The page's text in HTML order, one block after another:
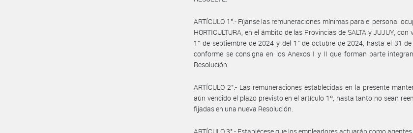
ARTÍCULO 1°.- Fíjanse las remuneraciones mínimas para el personal
HORTICULTURA, en el ámbito de las Provincias de SALTA y JUJUY,
1° de septiembre de 2024 y del 1° de octubre de 2024, hasta el 31
conforme se consigna en los Anexos I y II que forman parte
Resolución.
ARTÍCULO 2°.- Las remuneraciones establecidas en la presente
aún vencido el plazo previsto en el artículo 1º, hasta tanto no sean
fijadas en una nueva Resolución.